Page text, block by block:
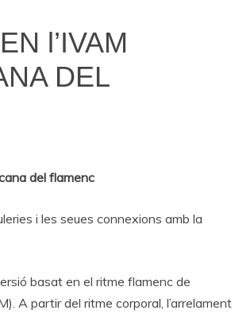
l’IVAM
DEL
del flamenc
i les seues connexions amb la
basat en el ritme flamenc de
A partir del ritme corporal, l’arrelament